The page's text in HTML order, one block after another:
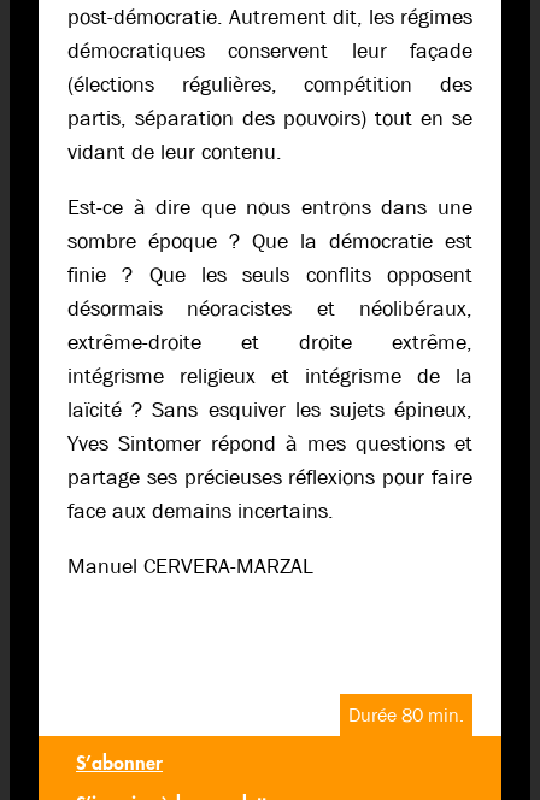
post-démocratie. Autrement dit, les régimes
démocratiques conservent leur façade
(élections régulières, compétition des
partis, séparation des pouvoirs) tout en se
vidant de leur contenu.
Est-ce à dire que nous entrons dans une
sombre époque ? Que la démocratie est
finie ? Que les seuls conflits opposent
désormais néoracistes et néolibéraux,
extrême-droite et droite extrême,
intégrisme religieux et intégrisme de la
laïcité ? Sans esquiver les sujets épineux,
Yves Sintomer répond à mes questions et
partage ses précieuses réflexions pour faire
face aux demains incertains.
Manuel CERVERA-MARZAL
Durée 80 min.
S’abonner